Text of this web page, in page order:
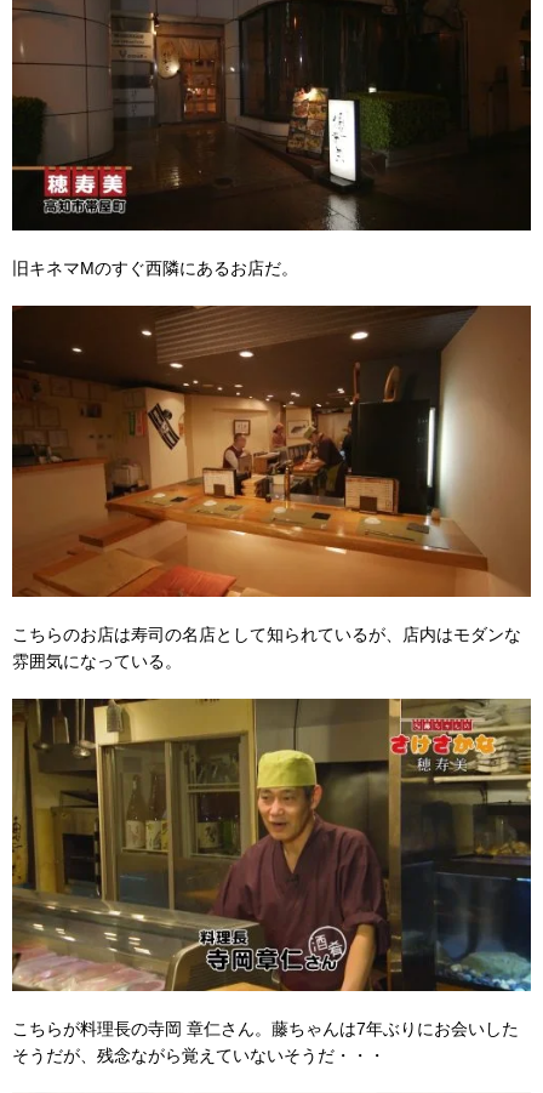
旧キネマMのすぐ西隣にあるお店だ。
こちらのお店は寿司の名店として知られているが、店内はモダンな
雰囲気になっている。
こちらが料理長の寺岡 章仁さん。藤ちゃんは7年ぶりにお会いした
そうだが、残念ながら覚えていないそうだ・・・